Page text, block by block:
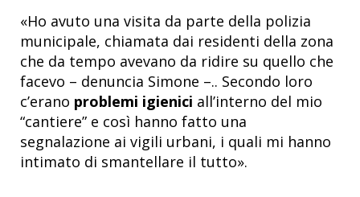
«Ho avuto una visita da parte della polizia
municipale, chiamata dai residenti della zona
che da tempo avevano da ridire su quello che
facevo – denuncia Simone –.. Secondo loro
c’erano problemi igienici all’interno del mio
“cantiere” e così hanno fatto una
segnalazione ai vigili urbani, i quali mi hanno
intimato di smantellare il tutto».